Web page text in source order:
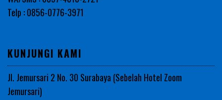
Telp : 0856-0776-3971
KUNJUNGI KAMI
Jl. Jemursari 2 No. 30 Surabaya (Sebelah Hotel Zoom
Jemursari)